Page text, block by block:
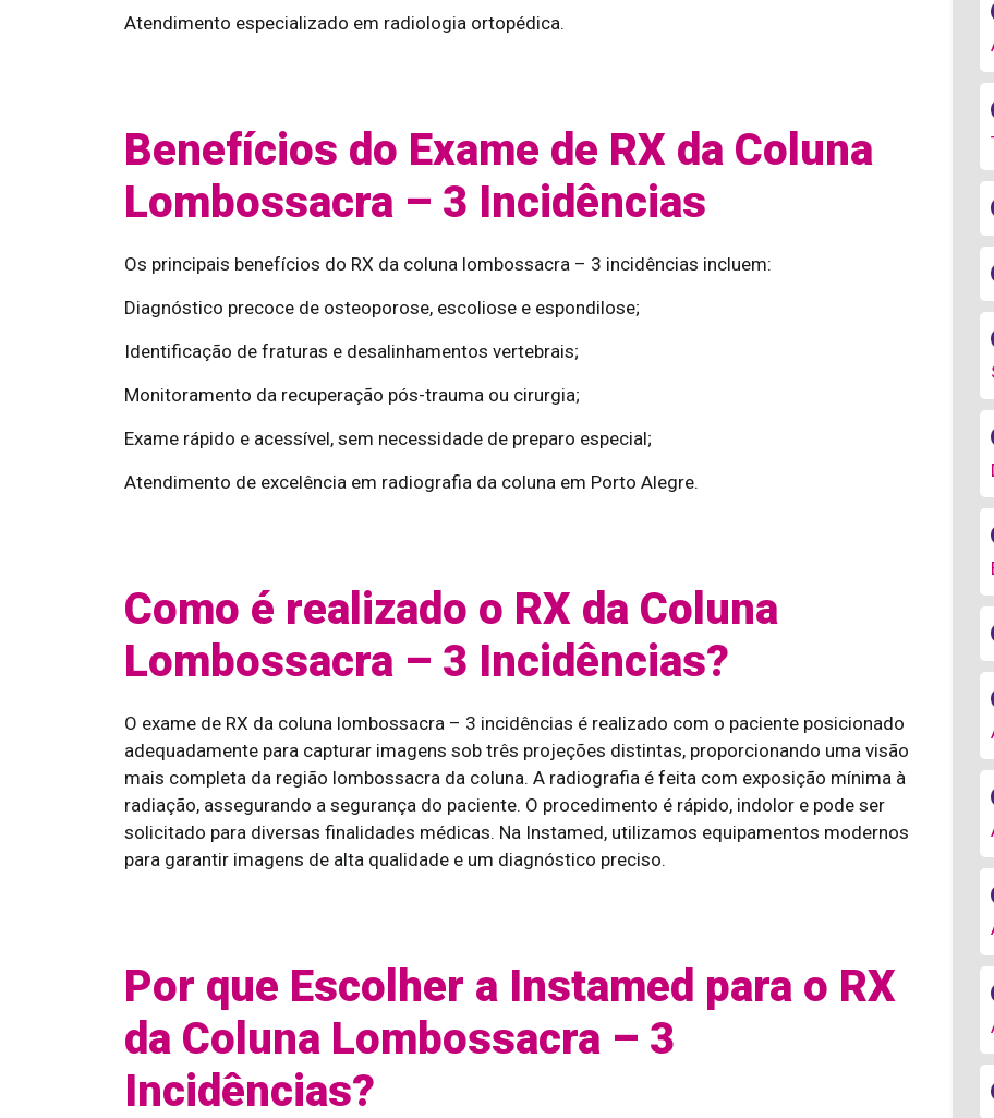
Atendimento especializado em radiologia ortopédica.
Benefícios do Exame de RX da Coluna
Lombossacra – 3 Incidências
Os principais benefícios do RX da coluna lombossacra – 3 incidências incluem:
Diagnóstico precoce de osteoporose, escoliose e espondilose;
Identificação de fraturas e desalinhamentos vertebrais;
Monitoramento da recuperação pós-trauma ou cirurgia;
Exame rápido e acessível, sem necessidade de preparo especial;
Atendimento de excelência em radiografia da coluna em Porto Alegre.
Como é realizado o RX da Coluna
Lombossacra – 3 Incidências?
O exame de RX da coluna lombossacra – 3 incidências é realizado com o paciente posicionado
adequadamente para capturar imagens sob três projeções distintas, proporcionando uma visão
mais completa da região lombossacra da coluna. A radiografia é feita com exposição mínima à
radiação, assegurando a segurança do paciente. O procedimento é rápido, indolor e pode ser
solicitado para diversas finalidades médicas. Na Instamed, utilizamos equipamentos modernos
para garantir imagens de alta qualidade e um diagnóstico preciso.
Por que Escolher a Instamed para o RX
da Coluna Lombossacra – 3
Incidências?